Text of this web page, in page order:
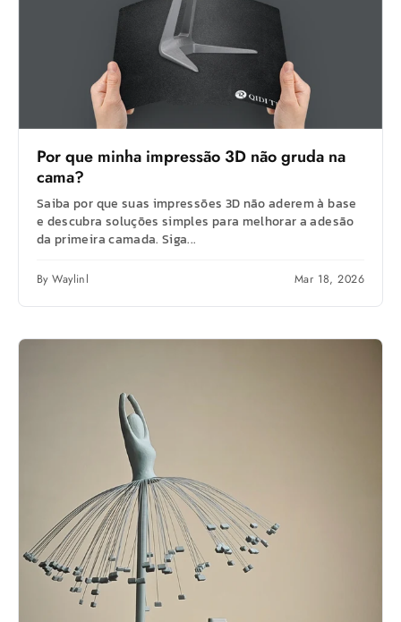
Por que minha impressão 3D não gruda na
cama?
Saiba por que suas impressões 3D não aderem à base
e descubra soluções simples para melhorar a adesão
da primeira camada. Siga...
By Waylinl Mar 18, 2026